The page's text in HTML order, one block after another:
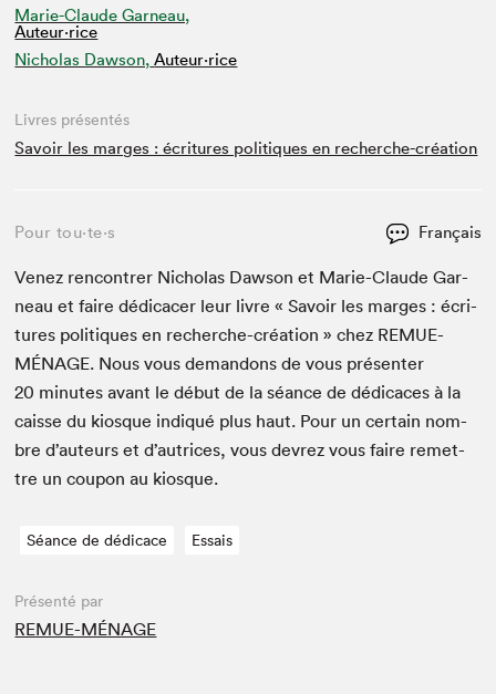
Marie-Claude Garneau,
Auteur·rice
Nicholas Dawson, Auteur·rice
Livres présentés
Savoir les marges : écritures politiques en recherche-création
Pour tou⋅te⋅s Français
Venez ren­con­tr­er Nicholas Daw­son et Marie-Claude Gar­
neau et faire dédi­cac­er leur livre « Savoir les marges : écri­
t­ures poli­tiques en recherche-créa­tion » chez REMUE-
MÉNAGE. Nous vous deman­dons de vous présen­ter
20 min­utes avant le début de la séance de dédi­caces à la
caisse du kiosque indiqué plus haut. Pour un cer­tain nom­
bre d’auteurs et d’autrices, vous devrez vous faire remet­
tre un coupon au kiosque.
Séance de dédicace Essais
Présenté par
REMUE-MÉNAGE